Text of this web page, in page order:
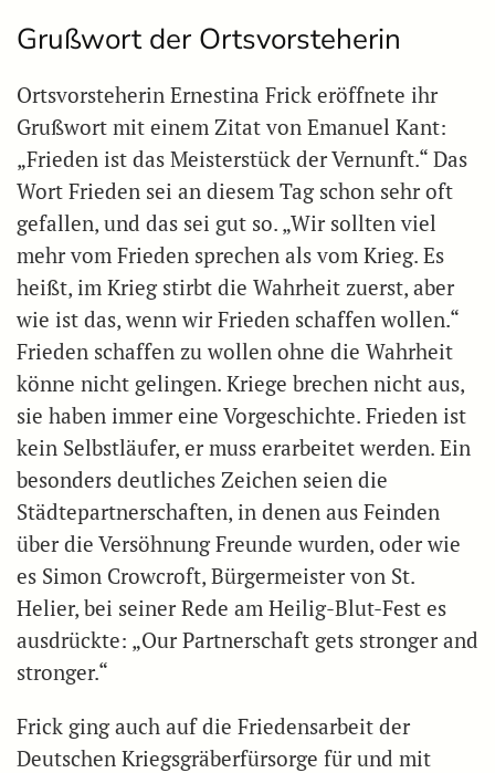
Grußwort der Ortsvorsteherin
Ortsvorsteherin Ernestina Frick eröffnete ihr
Grußwort mit einem Zitat von Emanuel Kant:
„Frieden ist das Meisterstück der Vernunft.“ Das
Wort Frieden sei an diesem Tag schon sehr oft
gefallen, und das sei gut so. „Wir sollten viel
mehr vom Frieden sprechen als vom Krieg. Es
heißt, im Krieg stirbt die Wahrheit zuerst, aber
wie ist das, wenn wir Frieden schaffen wollen.“
Frieden schaffen zu wollen ohne die Wahrheit
könne nicht gelingen. Kriege brechen nicht aus,
sie haben immer eine Vorgeschichte. Frieden ist
kein Selbstläufer, er muss erarbeitet werden. Ein
besonders deutliches Zeichen seien die
Städtepartnerschaften, in denen aus Feinden
über die Versöhnung Freunde wurden, oder wie
es Simon Crowcroft, Bürgermeister von St.
Helier, bei seiner Rede am Heilig-Blut-Fest es
ausdrückte: „Our Partnerschaft gets stronger and
stronger.“
Frick ging auch auf die Friedensarbeit der
Deutschen Kriegsgräberfürsorge für und mit